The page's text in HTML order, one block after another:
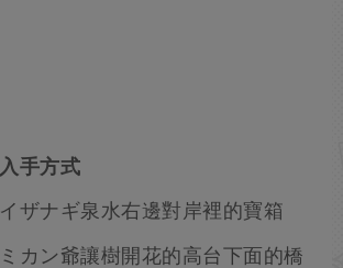
入手方式
イザナギ泉水右邊對岸裡的寶箱
ミカン爺讓樹開花的高台下面的橋